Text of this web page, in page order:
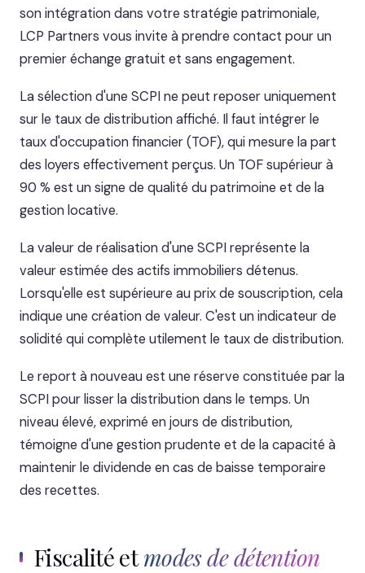
son intégration dans votre stratégie patrimoniale,
LCP Partners vous invite à prendre contact pour un
premier échange gratuit et sans engagement.
La sélection d'une SCPI ne peut reposer uniquement
sur le taux de distribution affiché. Il faut intégrer le
taux d'occupation financier (TOF), qui mesure la part
des loyers effectivement perçus. Un TOF supérieur à
90 % est un signe de qualité du patrimoine et de la
gestion locative.
La valeur de réalisation d'une SCPI représente la
valeur estimée des actifs immobiliers détenus.
Lorsqu'elle est supérieure au prix de souscription, cela
indique une création de valeur. C'est un indicateur de
solidité qui complète utilement le taux de distribution.
Le report à nouveau est une réserve constituée par la
SCPI pour lisser la distribution dans le temps. Un
niveau élevé, exprimé en jours de distribution,
témoigne d'une gestion prudente et de la capacité à
maintenir le dividende en cas de baisse temporaire
des recettes.
Fiscalité etmodes de détention